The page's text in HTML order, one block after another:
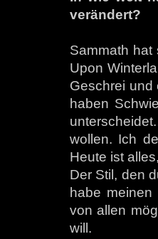
verändert?
Sammath hat
Upon
Geschrei und
haben
wollen. Ich
Heute ist
Der Stil, den
habe
von allen
will.